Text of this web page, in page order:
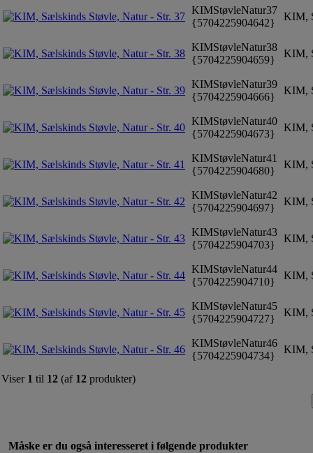
KIMStøvleNatur37
{5704225904642}
KIM,
KIMStøvleNatur38
{5704225904659}
KIM,
KIMStøvleNatur39
{5704225904666}
KIM,
KIMStøvleNatur40
{5704225904673}
KIM,
KIMStøvleNatur41
{5704225904680}
KIM,
KIMStøvleNatur42
{5704225904697}
KIM,
KIMStøvleNatur43
{5704225904703}
KIM,
KIMStøvleNatur44
{5704225904710}
KIM,
KIMStøvleNatur45
{5704225904727}
KIM,
KIMStøvleNatur46
{5704225904734}
KIM,
Viser 1 til 12 (af 12 produkter)
Måske er du også interesseret i følgende produkter